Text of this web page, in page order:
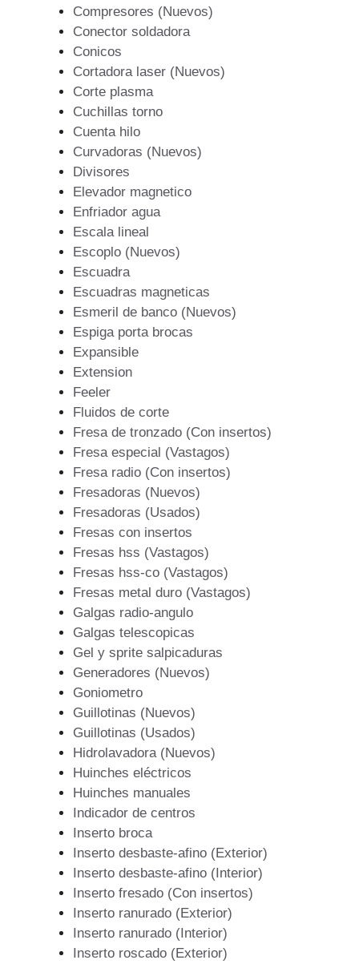
Compresores (Nuevos)
Conector soldadora
Conicos
Cortadora laser (Nuevos)
Corte plasma
Cuchillas torno
Cuenta hilo
Curvadoras (Nuevos)
Divisores
Elevador magnetico
Enfriador agua
Escala lineal
Escoplo (Nuevos)
Escuadra
Escuadras magneticas
Esmeril de banco (Nuevos)
Espiga porta brocas
Expansible
Extension
Feeler
Fluidos de corte
Fresa de tronzado (Con insertos)
Fresa especial (Vastagos)
Fresa radio (Con insertos)
Fresadoras (Nuevos)
Fresadoras (Usados)
Fresas con insertos
Fresas hss (Vastagos)
Fresas hss-co (Vastagos)
Fresas metal duro (Vastagos)
Galgas radio-angulo
Galgas telescopicas
Gel y sprite salpicaduras
Generadores (Nuevos)
Goniometro
Guillotinas (Nuevos)
Guillotinas (Usados)
Hidrolavadora (Nuevos)
Huinches eléctricos
Huinches manuales
Indicador de centros
Inserto broca
Inserto desbaste-afino (Exterior)
Inserto desbaste-afino (Interior)
Inserto fresado (Con insertos)
Inserto ranurado (Exterior)
Inserto ranurado (Interior)
Inserto roscado (Exterior)